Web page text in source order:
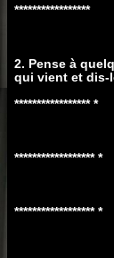
*****************
2. Pense à
qui vient et dis-
***************** *
****************** *
****************** *